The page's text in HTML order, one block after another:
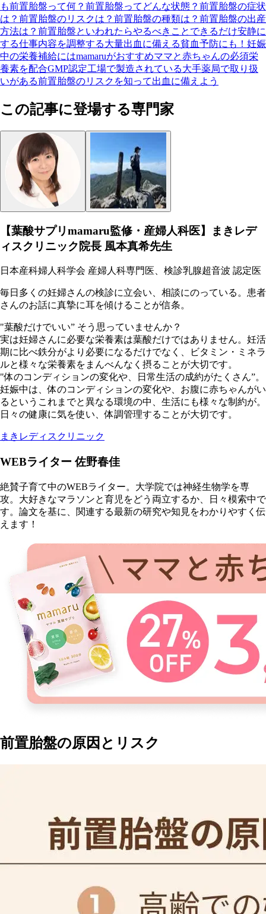
も前置胎盤って何？ 前置胎盤ってどんな状態？ 前置胎盤の症状
は？ 前置胎盤のリスクは？ 前置胎盤の種類は？ 前置胎盤の出産
方法は？ 前置胎盤といわれたらやるべきこと できるだけ安静に
する仕事内容を調整する大量出血に備える貧血予防にも！妊娠
中の栄養補給にはmamaruがおすすめママと赤ちゃんの必須栄
養素を配合GMP認定工場で製造されている大手薬局で取り扱
いがある前置胎盤のリスクを知って出血に備えよう
この記事に登場する専門家
【葉酸サプリmamaru監修・産婦人科医】まきレデ
ィスクリニック院長 風本真希先生
日本産科婦人科学会 産婦人科専門医、検診乳腺超音波 認定医
毎日多くの妊婦さんの検診に立会い、相談にのっている。患者
さんのお話に真摯に耳を傾けることが信条。
"葉酸だけでいい” そう思っていませんか？
実は妊婦さんに必要な栄養素は葉酸だけではありません。妊活
期に比べ鉄分がより必要になるだけでなく、ビタミン・ミネラ
ルと様々な栄養素をまんべんなく摂ることが大切です。
"体のコンディションの変化や、日常生活の成約がたくさん”。
妊娠中は、体のコンディションの変化や、お腹に赤ちゃんがい
るというこれまでと異なる環境の中、生活にも様々な制約が。
日々の健康に気を使い、体調管理することが大切です。
まきレディスクリニック
WEBライター 佐野春佳
絶賛子育て中のWEBライター。大学院では神経生物学を専
攻。大好きなマラソンと育児をどう両立するか、日々模索中で
す。論文を基に、関連する最新の研究や知見をわかりやすく伝
えます！
前置胎盤の原因とリスク